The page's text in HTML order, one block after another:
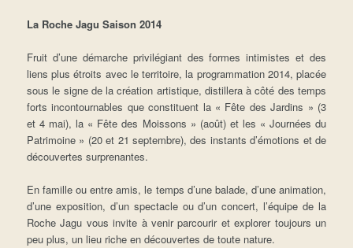
La Roche Jagu Saison 2014
Fruit d’une démarche privilégiant des formes intimistes et des
liens plus étroits avec le territoire, la programmation 2014, placée
sous le signe de la création artistique, distillera à côté des temps
forts incontournables que constituent la « Fête des Jardins » (3
et 4 mai), la « Fête des Moissons » (août) et les « Journées du
Patrimoine » (20 et 21 septembre), des instants d’émotions et de
découvertes surprenantes.
En famille ou entre amis, le temps d’une balade, d’une animation,
d’une exposition, d’un spectacle ou d’un concert, l’équipe de la
Roche Jagu vous invite à venir parcourir et explorer toujours un
peu plus, un lieu riche en découvertes de toute nature.